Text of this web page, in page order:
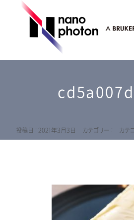
RAMANtouch vioLa | 紫外・深紫外
RAMAN顕微鏡オンライン見積もり
無機化合物・鉱物
投稿日 : 2021年3月3日 カテゴリー : カテ